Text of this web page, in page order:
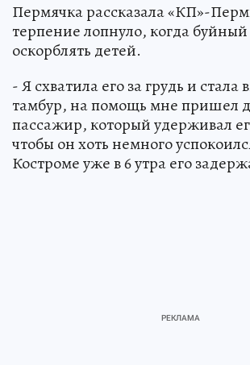
Пермячка рассказала «КП»-
терпение лопнуло, когда буйный
оскорблять детей.
- Я схватила его за грудь и стала
тамбур, на помощь мне пришел
пассажир, который удерживал
чтобы он хоть немного
Костроме уже в 6 утра его